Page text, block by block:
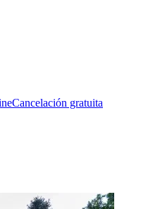
Cancelación gratuita